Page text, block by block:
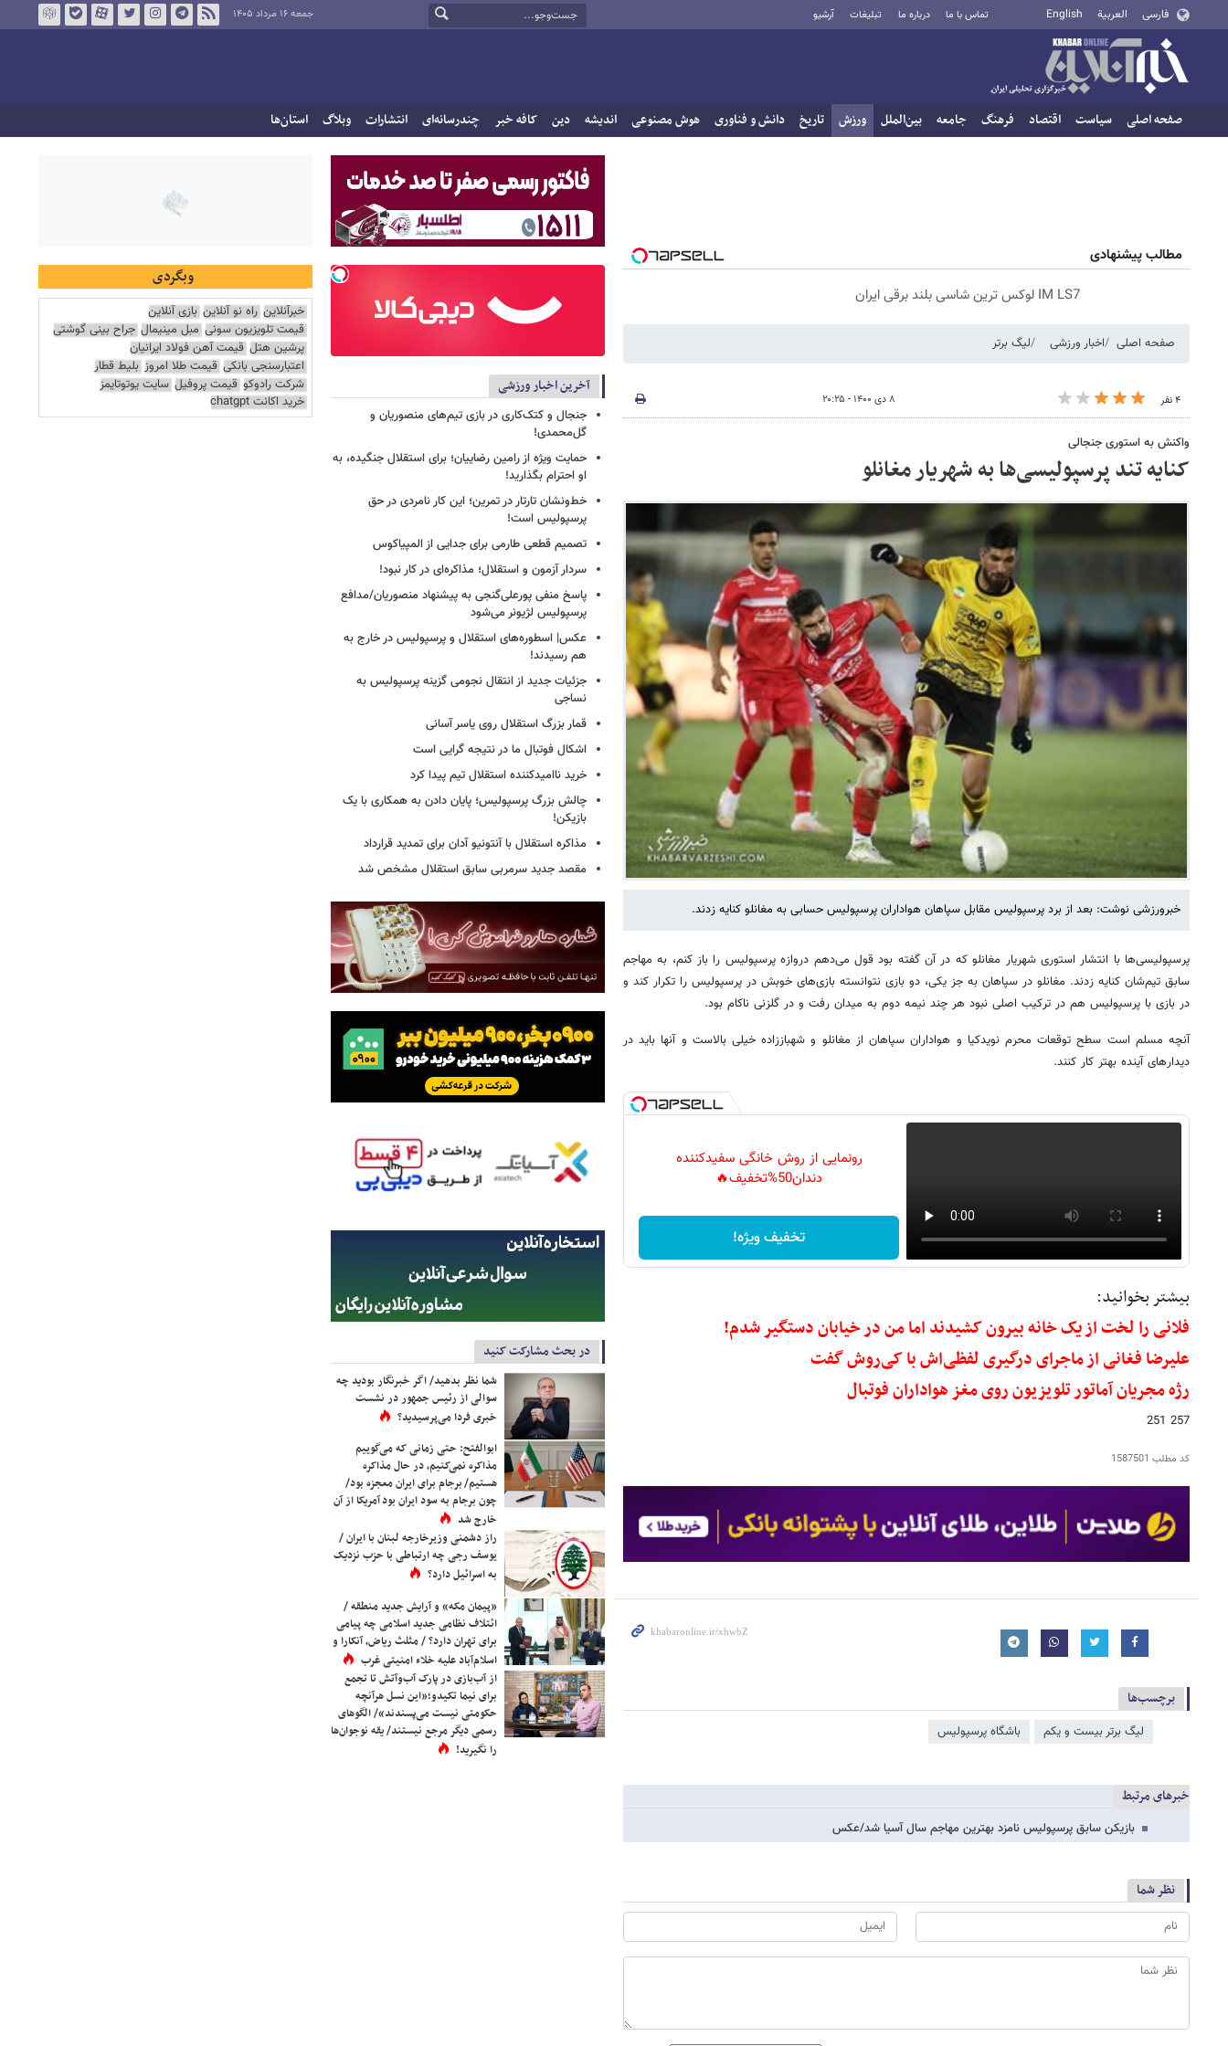
فارسی العربية English تماس با ما درباره ما تبلیغات آرشیو جمعه ۱۶ مرداد ۱۴۰۵
صفحه اصلی سیاست اقتصاد فرهنگ جامعه بین‌الملل ورزش تاریخ دانش و فناوری هوش مصنوعی اندیشه دین کافه خبر چندرسانه‌ای انتشارات وبلاگ استان‌ها
مطالب پیشنهادی
IM LS7 لوکس ترین شاسی بلند برقی ایران
صفحه اصلی اخبار ورزشی لیگ برتر
۴ نفر ۸ دی ۱۴۰۰ - ۲۰:۲۵
واکنش به استوری جنجالی
کنایه تند پرسپولیسی‌ها به شهریار مغانلو
خبرورزشی نوشت: بعد از برد پرسپولیس مقابل سپاهان هواداران پرسپولیس حسابی به مغانلو کنایه زدند.
پرسپولیسی‌ها با انتشار استوری شهریار مغانلو که در آن گفته بود قول می‌دهم دروازه پرسپولیس را باز کنم، به مهاجم
سابق تیم‌شان کنایه زدند. مغانلو در سپاهان به جز یکی، دو بازی نتوانسته بازی‌های خوبش در پرسپولیس را تکرار کند و
در بازی با پرسپولیس هم در ترکیب اصلی نبود هر چند نیمه دوم به میدان رفت و در گلزنی ناکام بود.
آنچه مسلم است سطح توقعات محرم نویدکیا و هواداران سپاهان از مغانلو و شهباززاده خیلی بالاست و آنها باید در
دیدارهای آینده بهتر کار کنند.
رونمایی از روش خانگی سفیدکننده
دندان50%تخفیف🔥
تخفیف ویژه!
بیشتر بخوانید:
فلانی را لخت از یک خانه بیرون کشیدند اما من در خیابان دستگیر شدم!
علیرضا فغانی از ماجرای درگیری لفظی‌اش با کی‌روش گفت
رژه مجریان آماتور تلویزیون روی مغز هواداران فوتبال
257 251
کد مطلب 1587501
برچسب‌ها
لیگ برتر بیست و یکم باشگاه پرسپولیس
خبرهای مرتبط
بازیکن سابق پرسپولیس نامزد بهترین مهاجم سال آسیا شد/عکس
نظر شما
آخرین اخبار ورزشی
جنجال و کتک‌کاری در بازی تیم‌های منصوریان و
گل‌محمدی!
حمایت ویژه از رامین رضاییان؛ برای استقلال جنگیده، به
او احترام بگذارید!
خط‌ونشان تارتار در تمرین؛ این کار نامردی در حق
پرسپولیس است!
تصمیم قطعی طارمی برای جدایی از المپیاکوس
سردار آزمون و استقلال؛ مذاکره‌ای در کار نبود!
پاسخ منفی پورعلی‌گنجی به پیشنهاد منصوریان/مدافع
پرسپولیس لژیونر می‌شود
عکس| اسطوره‌های استقلال و پرسپولیس در خارج به
هم رسیدند!
جزئیات جدید از انتقال نجومی گزینه پرسپولیس به
نساجی
قمار بزرگ استقلال روی یاسر آسانی
اشکال فوتبال ما در نتیجه گرایی است
خرید ناامیدکننده استقلال تیم پیدا کرد
چالش بزرگ پرسپولیس؛ پایان دادن به همکاری با یک
بازیکن!
مذاکره استقلال با آنتونیو آدان برای تمدید قرارداد
مقصد جدید سرمربی سابق استقلال مشخص شد
در بحث مشارکت کنید
شما نظر بدهید/ اگر خبرنگار بودید چه
سوالی از رئیس جمهور در نشست
خبری فردا می‌پرسیدید؟
ابوالفتح: حتی زمانی که می‌گوییم
مذاکره نمی‌کنیم، در حال مذاکره
هستیم/ برجام برای ایران معجزه بود/
چون برجام به سود ایران بود آمریکا از آن
خارج شد
راز دشمنی وزیرخارجه لبنان با ایران /
یوسف رجی چه ارتباطی با حزب نزدیک
به اسرائیل دارد؟
«پیمان مکه» و آرایش جدید منطقه /
ائتلاف نظامی جدید اسلامی چه پیامی
برای تهران دارد؟ / مثلث ریاض، آنکارا و
اسلام‌آباد علیه خلاء امنیتی غرب
از آب‌بازی در پارک آب‌وآتش تا تجمع
برای نیما تکیدو؛«این نسل هرآنچه
حکومتی نیست می‌پسندند»/ الگوهای
رسمی دیگر مرجع نیستند/ یقه نوجوان‌ها
را نگیرید!
وبگردی
خبرآنلاین راه نو آنلاین بازی آنلاین
قیمت تلویزیون سونی مبل مینیمال جراح بینی گوشتی
پرشین هتل قیمت آهن فولاد ایرانیان
اعتبارسنجی بانکی قیمت طلا امروز بلیط قطار
شرکت رادوکو قیمت پروفیل سایت یوتوتایمز
خرید اکانت chatgpt